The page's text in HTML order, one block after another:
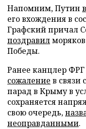
Напомним, Путин
его вхождения в
Графский причал
поздравил
Победы.
Ранее канцлер
сожаление в связи
парад в Крыму в
сохраняется
свою очередь,
неоправданными.